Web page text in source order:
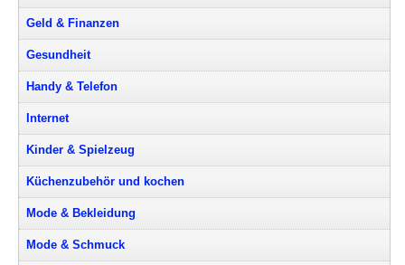
Geld & Finanzen
Gesundheit
Handy & Telefon
Internet
Kinder & Spielzeug
Küchenzubehör und kochen
Mode & Bekleidung
Mode & Schmuck